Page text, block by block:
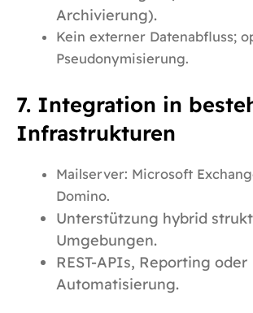
Archivierung).
Kein externer Datenabfluss;
Pseudonymisierung.
7. Integration in
Infrastrukturen
Mailserver: Microsoft
Domino.
Unterstützung hybrid
Umgebungen.
REST-APIs, Reporting oder
Automatisierung.